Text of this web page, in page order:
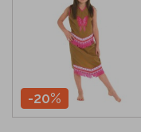
-20%